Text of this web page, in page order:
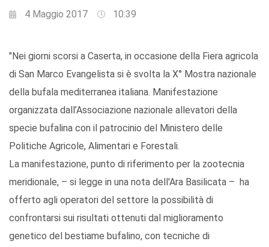
4 Maggio 2017 10:39
"Nei giorni scorsi a Caserta, in occasione della Fiera agricola
di San Marco Evangelista si è svolta la X° Mostra nazionale
della bufala mediterranea italiana. Manifestazione
organizzata dall’Associazione nazionale allevatori della
specie bufalina con il patrocinio del Ministero delle
Politiche Agricole, Alimentari e Forestali.
La manifestazione, punto di riferimento per la zootecnia
meridionale, – si legge in una nota dell'Ara Basilicata – ha
offerto agli operatori del settore la possibilità di
confrontarsi sui risultati ottenuti dal miglioramento
genetico del bestiame bufalino, con tecniche di